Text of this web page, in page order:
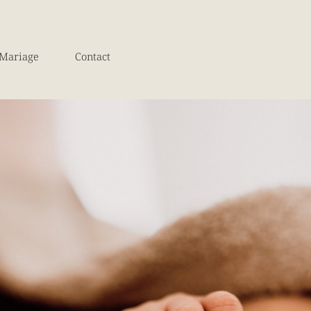
Contact